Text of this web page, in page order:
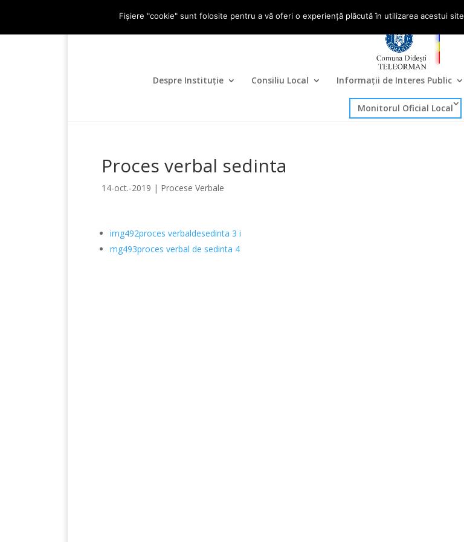
Despre Instituție Consiliu Local Informații de Interes Public
Monitorul Oficial Local
Proces verbal sedinta
14-oct.-2019 | Procese Verbale
img492proces verbaldesedinta 3 i
mg493proces verbal de sedinta 4
Fișiere "cookie" sunt folosite pentru a vă oferi o experiență plăcută în utilizarea acestui